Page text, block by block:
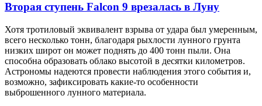
Вторая ступень Falcon 9 врезалась в Луну
Хотя тротиловый эквивалент взрыва от удара был умеренным,
всего несколько тонн, благодаря рыхлости лунного грунта
низких широт он может поднять до 400 тонн пыли. Она
способна образовать облако высотой в десятки километров.
Астрономы надеются провести наблюдения этого события и,
возможно, зафиксировать какие-то особенности
выброшенного лунного материала.